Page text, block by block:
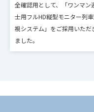
全確認用として、「ワンマン
士用フルHD縦型モニター列
視システム」をご採用いただ
ました。